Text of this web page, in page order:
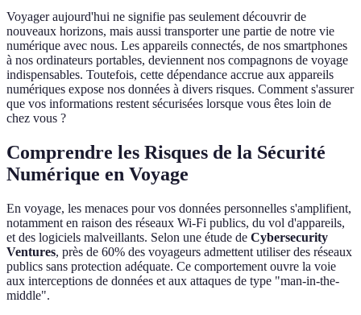
Voyager aujourd'hui ne signifie pas seulement découvrir de
nouveaux horizons, mais aussi transporter une partie de notre vie
numérique avec nous. Les appareils connectés, de nos smartphones
à nos ordinateurs portables, deviennent nos compagnons de voyage
indispensables. Toutefois, cette dépendance accrue aux appareils
numériques expose nos données à divers risques. Comment s'assurer
que vos informations restent sécurisées lorsque vous êtes loin de
chez vous ?
Comprendre les Risques de la Sécurité
Numérique en Voyage
En voyage, les menaces pour vos données personnelles s'amplifient,
notamment en raison des réseaux Wi-Fi publics, du vol d'appareils,
et des logiciels malveillants. Selon une étude de Cybersecurity
Ventures, près de 60% des voyageurs admettent utiliser des réseaux
publics sans protection adéquate. Ce comportement ouvre la voie
aux interceptions de données et aux attaques de type "man-in-the-
middle".